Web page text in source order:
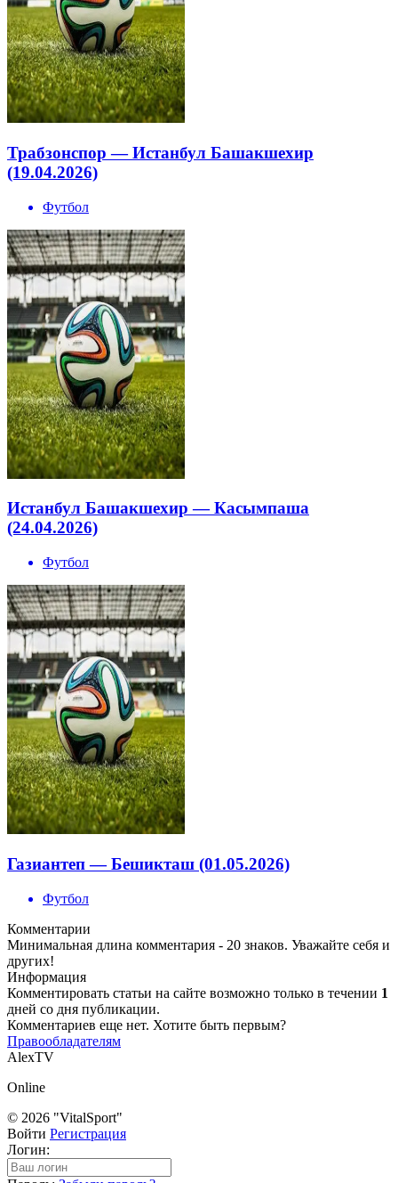
Трабзонспор — Истанбул Башакшехир
(19.04.2026)
Футбол
Истанбул Башакшехир — Касымпаша
(24.04.2026)
Футбол
Газиантеп — Бешикташ (01.05.2026)
Футбол
Комментарии
Минимальная длина комментария - 20 знаков. Уважайте себя и
других!
Информация
Комментировать статьи на сайте возможно только в течении 1
дней со дня публикации.
Комментариев еще нет. Хотите быть первым?
Правообладателям
AlexTV
Online
© 2026 "VitalSport"
Войти Регистрация
Логин: